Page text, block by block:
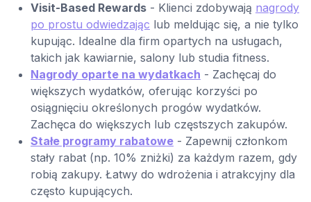
Visit-Based Rewards - Klienci zdobywają nagrody
po prostu odwiedzając lub meldując się, a nie tylko
kupując. Idealne dla firm opartych na usługach,
takich jak kawiarnie, salony lub studia fitness.
Nagrody oparte na wydatkach - Zachęcaj do
większych wydatków, oferując korzyści po
osiągnięciu określonych progów wydatków.
Zachęca do większych lub częstszych zakupów.
Stałe programy rabatowe - Zapewnij członkom
stały rabat (np. 10% zniżki) za każdym razem, gdy
robią zakupy. Łatwy do wdrożenia i atrakcyjny dla
często kupujących.